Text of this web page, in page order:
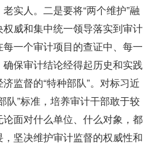
实人。二是要将“两个维护”融
威和集中统一领导落实到审计
一个审计项目的查证中、每一
保审计结论经得起历史和实践
监督的“特种部队”。对标习近
队”标准，培养审计干部敢于较
面对什么单位、什么对象，都
坚决维护审计监督的权威性和